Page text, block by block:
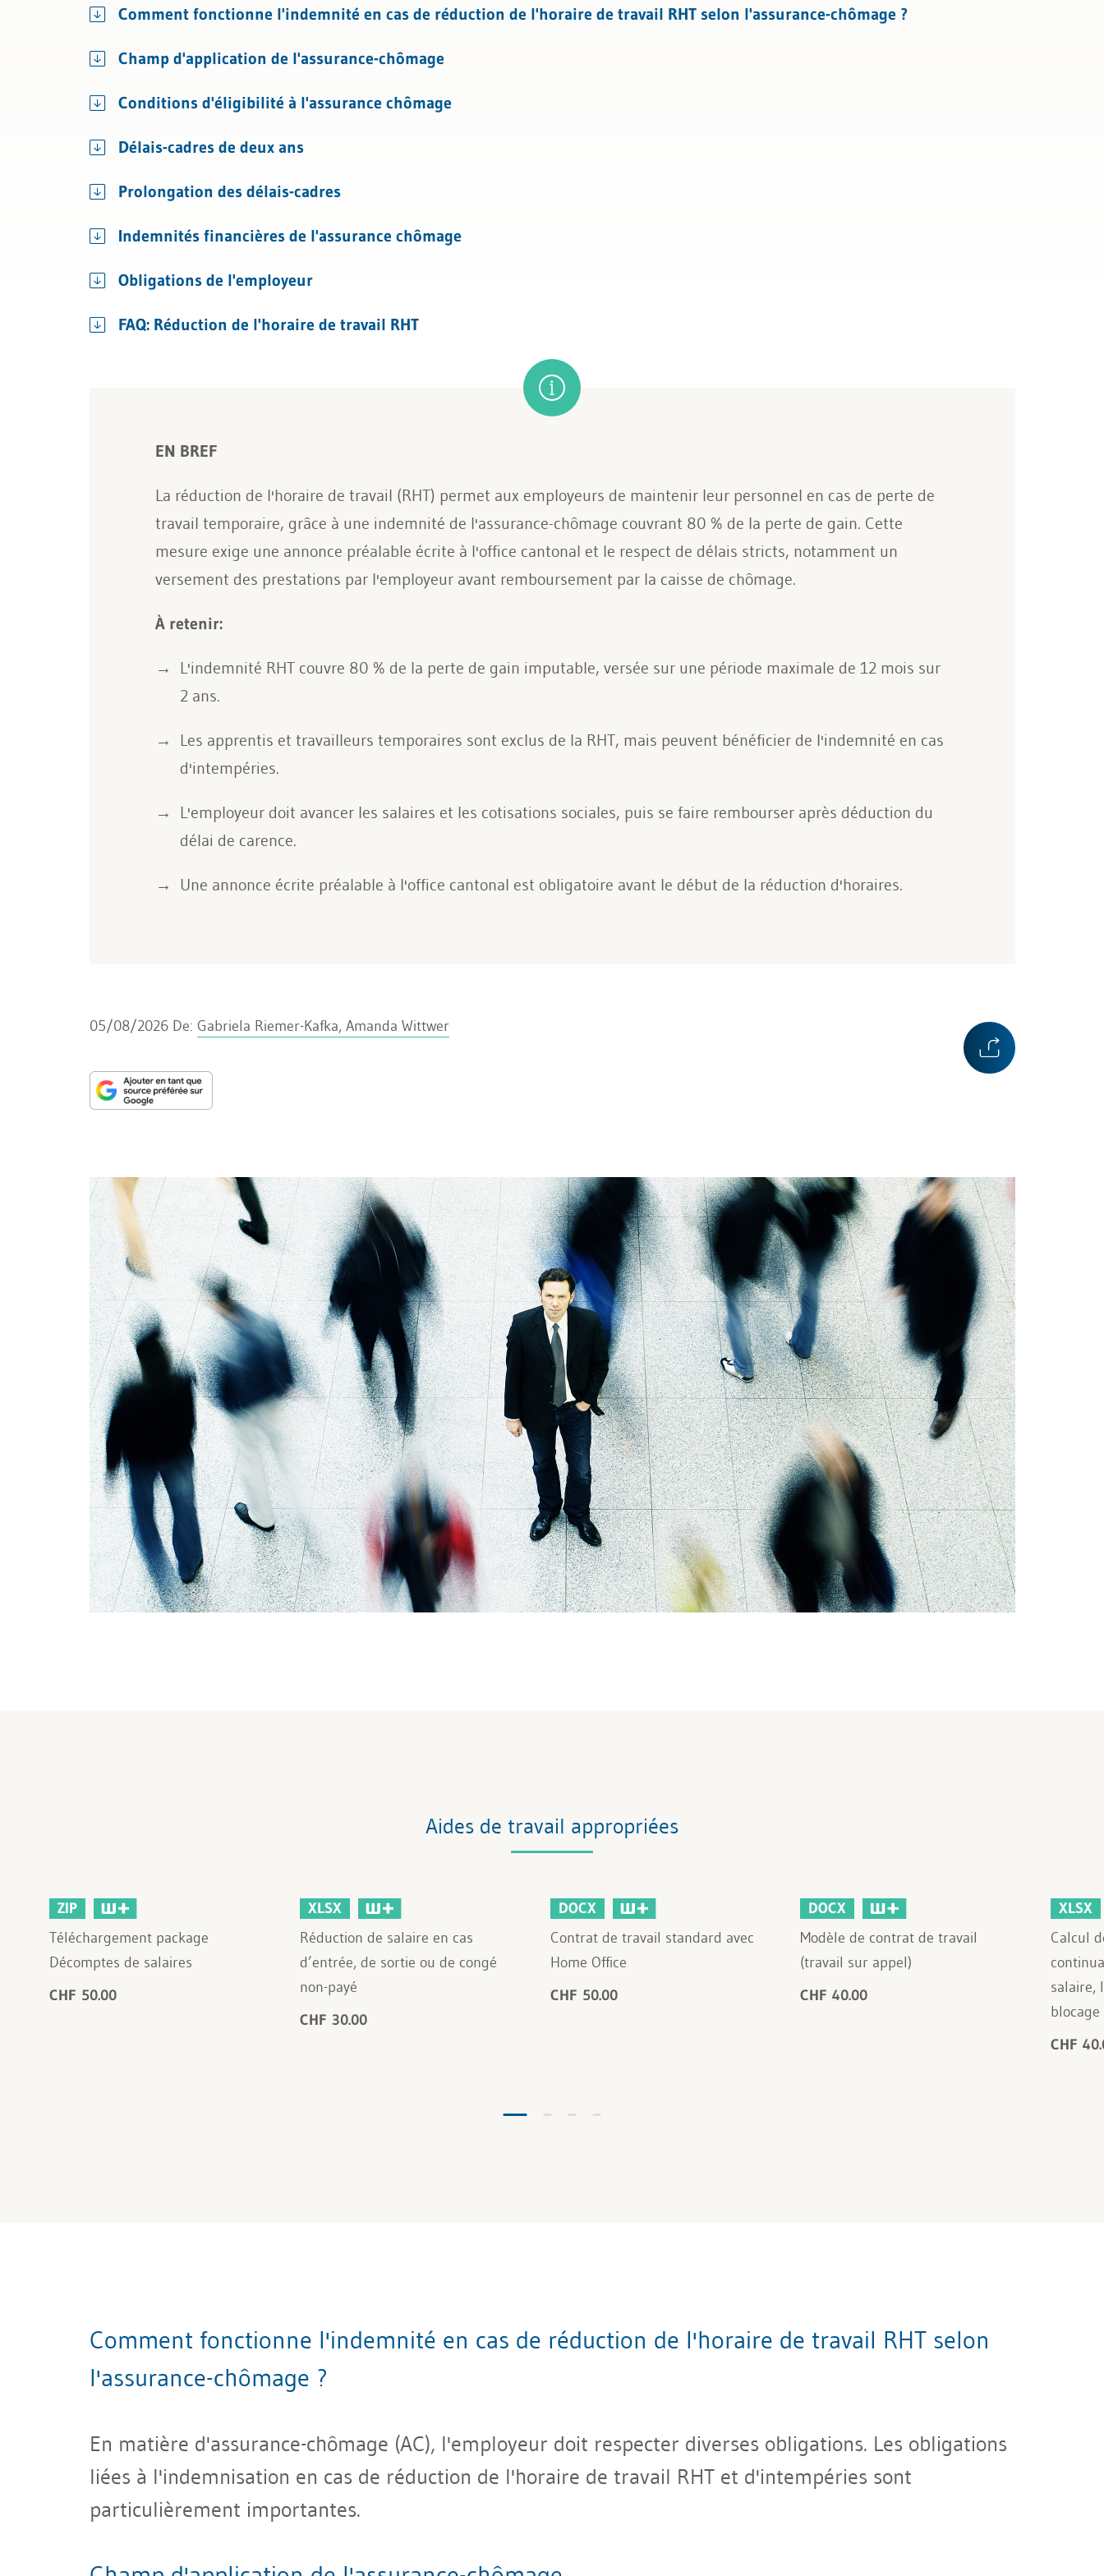
Licenciement et certificat de travail
Assurances sociales
Comment fonctionne l'indemnité en cas de réduction de l'horaire de travail RHT selon l'assurance-chômage ?
Champ d'application de l'assurance-chômage
Conditions d'éligibilité à l'assurance chômage
Délais-cadres de deux ans
Prolongation des délais-cadres
Indemnités financières de l'assurance chômage
Obligations de l'employeur
FAQ: Réduction de l'horaire de travail RHT
EN BREF
La réduction de l'horaire de travail (RHT) permet aux employeurs de maintenir leur personnel en cas de perte de
travail temporaire, grâce à une indemnité de l'assurance-chômage couvrant 80 % de la perte de gain. Cette
mesure exige une annonce préalable écrite à l'office cantonal et le respect de délais stricts, notamment un
versement des prestations par l'employeur avant remboursement par la caisse de chômage.
À retenir:
L'indemnité RHT couvre 80 % de la perte de gain imputable, versée sur une période maximale de 12 mois sur
2 ans.
Les apprentis et travailleurs temporaires sont exclus de la RHT, mais peuvent bénéficier de l'indemnité en cas
d'intempéries.
L'employeur doit avancer les salaires et les cotisations sociales, puis se faire rembourser après déduction du
délai de carence.
Une annonce écrite préalable à l'office cantonal est obligatoire avant le début de la réduction d'horaires.
05/08/2026 De: Gabriela Riemer-Kafka, Amanda Wittwer
Aides de travail appropriées
ZIP
Téléchargement package
Décomptes de salaires
CHF 50.00
XLSX
Réduction de salaire en cas
d’entrée, de sortie ou de congé
non-payé
CHF 30.00
DOCX
Contrat de travail standard avec
Home Office
CHF 50.00
DOCX
Modèle de contrat de travail
(travail sur appel)
CHF 40.00
XLSX
Calcul
salaire,
blocage
CHF
Comment fonctionne l'indemnité en cas de réduction de l'horaire de travail RHT selon
l'assurance-chômage ?
En matière d'assurance-chômage (AC), l'employeur doit respecter diverses obligations. Les obligations
liées à l'indemnisation en cas de réduction de l'horaire de travail RHT et d'intempéries sont
particulièrement importantes.